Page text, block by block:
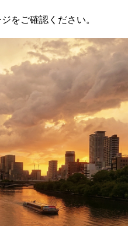
をご確認ください。